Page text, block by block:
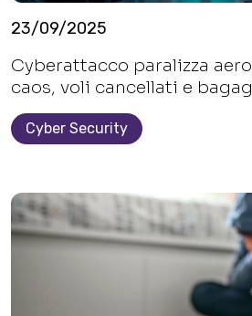
23/09/2025
Cyberattacco paralizza
caos, voli cancellati e
Cyber Security